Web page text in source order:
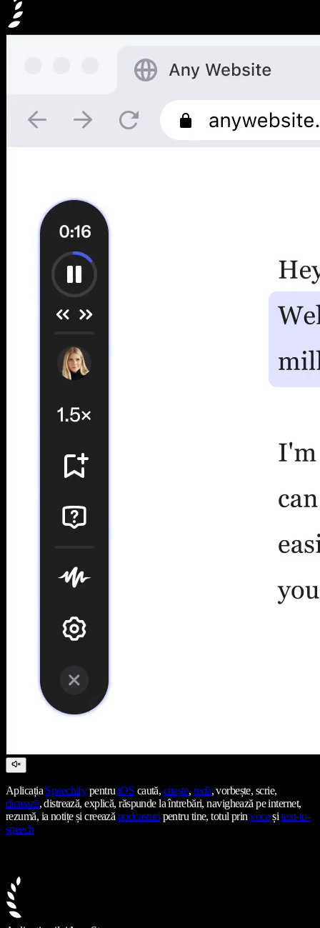
AplicațiaSpeechifypentruiOS caută, citește, redă, vorbește, scrie,
dictează, distrează, explică, răspunde la întrebări, navighează pe internet,
rezumă, ia notițe și creeazăpodcasturipentru tine, totul prinvoceșitext-to-
speech